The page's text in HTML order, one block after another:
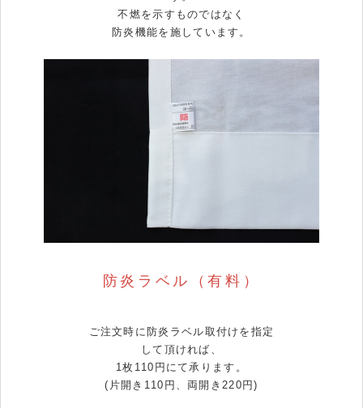
不燃を示すものではなく
防炎機能を施しています。
防炎ラベル（有料）
ご注文時に防炎ラベル取付けを指定
して頂ければ、
1枚110円にて承ります。
(片開き110円、両開き220円)